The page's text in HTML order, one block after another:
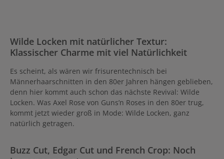
Wilde Locken mit natürlicher Textur:
Klassischer Charme mit viel Natürlichkeit
Es scheint, als wären wir frisurentechnisch bei
Männerhaarschnitten in den 80er Jahren hängen geblieben,
denn hier kommt auch schon das nächste Revival: Wilde
Locken. Was Axel Rose von Guns’n Roses in den 80er trug,
kommt jetzt wieder groß in Mode: Wilde Locken, ganz
natürlich getragen.
Buzz Cut, Edgar Cut und French Crop: Noch